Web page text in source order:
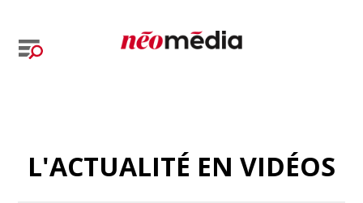
L'ACTUALITÉ EN VIDÉOS